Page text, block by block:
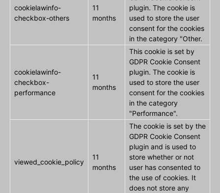
cookielawinfo-
checkbox-others
11
months
plugin. The cookie is
used to store the user
consent for the cookies
in the category "Other.
cookielawinfo-
checkbox-
performance
11
months
This cookie is set by
GDPR Cookie Consent
plugin. The cookie is
used to store the user
consent for the cookies
in the category
"Performance".
viewed_cookie_policy
11
months
The cookie is set by the
GDPR Cookie Consent
plugin and is used to
store whether or not
user has consented to
the use of cookies. It
does not store any